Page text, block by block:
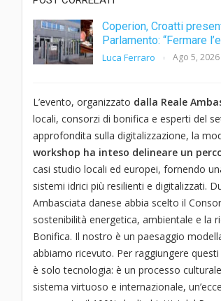
Coperion, Croatti
Parlamento: “Fermare
Luca Ferraro Ago 5, 2026
L’evento, organizzato dalla Reale
locali, consorzi di bonifica e esperti del
approfondita sulla digitalizzazione, la
workshop ha inteso delineare un
casi studio locali ed europei, fornendo
sistemi idrici più resilienti e digitalizzati.
Ambasciata danese abbia scelto il
sostenibilità energetica, ambientale e la
Bonifica. Il nostro è un paesaggio
abbiamo ricevuto. Per raggiungere
è solo tecnologia: è un processo
sistema virtuoso e internazionale,